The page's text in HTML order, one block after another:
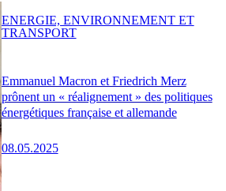
Emmanuel Macron et Friedrich Merz
prônent un « réalignement » des politiques
énergétiques française et allemande
08.05.2025
ENERGIE, ENVIRONNEMENT ET
TRANSPORT